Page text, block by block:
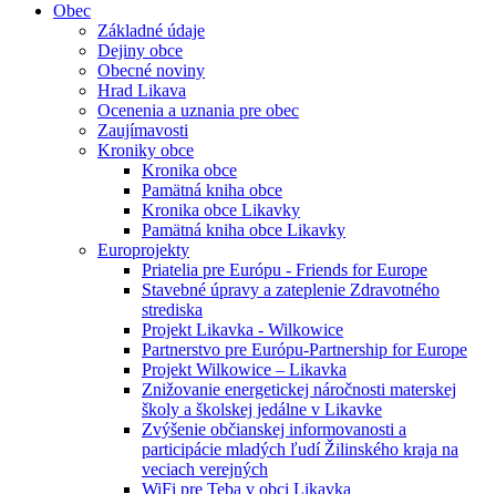
Obec
Základné údaje
Dejiny obce
Obecné noviny
Hrad Likava
Ocenenia a uznania pre obec
Zaujímavosti
Kroniky obce
Kronika obce
Pamätná kniha obce
Kronika obce Likavky
Pamätná kniha obce Likavky
Europrojekty
Priatelia pre Európu - Friends for Europe
Stavebné úpravy a zateplenie Zdravotného
strediska
Projekt Likavka - Wilkowice
Partnerstvo pre Európu-Partnership for Europe
Projekt Wilkowice – Likavka
Znižovanie energetickej náročnosti materskej
školy a školskej jedálne v Likavke
Zvýšenie občianskej informovanosti a
participácie mladých ľudí Žilinského kraja na
veciach verejných
WiFi pre Teba v obci Likavka